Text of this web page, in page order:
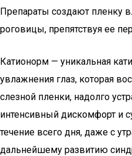
Препараты создают пленку
роговицы, препятствуя ее
Катионорм — уникальная
увлажнения глаз, которая
слезной пленки, надолго
интенсивный дискомфорт и
течение всего дня, даже с
дальнейшему развитию